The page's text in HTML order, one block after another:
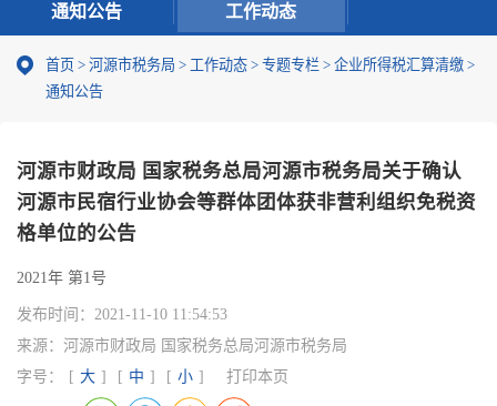
通知公告 工作动态
首页 > 河源市税务局 > 工作动态 > 专题专栏 > 企业所得税汇算清缴 >
通知公告
河源市财政局 国家税务总局河源市税务局关于确认
河源市民宿行业协会等群体团体获非营利组织免税资
格单位的公告
2021年 第1号
发布时间： 2021-11-10 11:54:53
来源： 河源市财政局 国家税务总局河源市税务局
字号：
[ 大 ] [ 中 ] [ 小 ] 打印本页